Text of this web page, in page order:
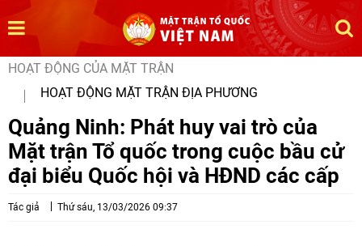
HOẠT ĐỘNG CỦA MẶT TRẬN
HOẠT ĐỘNG MẶT TRẬN ĐỊA PHƯƠNG
Quảng Ninh: Phát huy vai trò của
Mặt trận Tổ quốc trong cuộc bầu cử
đại biểu Quốc hội và HĐND các cấp
Tác giả Thứ sáu, 13/03/2026 09:37